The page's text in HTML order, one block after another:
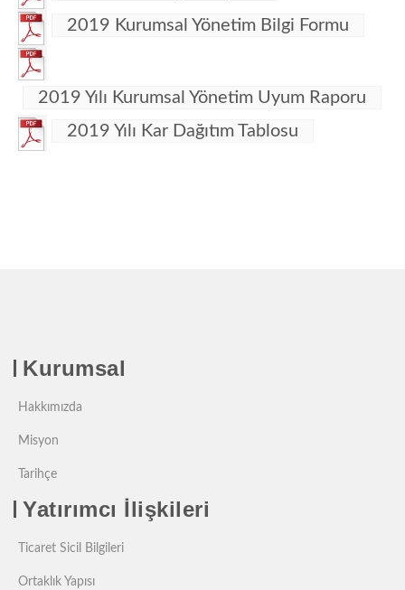
2019 Kurumsal Yönetim Bilgi Formu
2019 Yılı Kurumsal Yönetim Uyum Raporu
2019 Yılı Kar Dağıtım Tablosu
Kurumsal
Hakkımızda
Misyon
Tarihçe
Yatırımcı İlişkileri
Ticaret Sicil Bilgileri
Ortaklık Yapısı